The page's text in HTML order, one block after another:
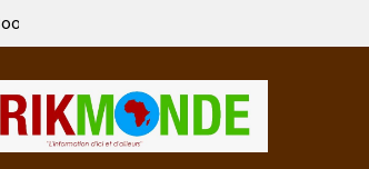
Côte d’Ivoire, l’opérateur culturel Soldat
prononce